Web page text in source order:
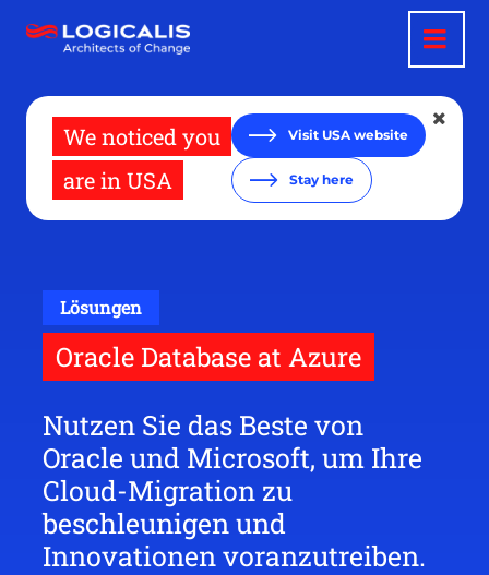
zum
Inhalt
We noticed you
are in USA
Visit USA website
Stay here
Lösungen
Oracle Database at Azure
Nutzen Sie das Beste von
Oracle und Microsoft, um Ihre
Cloud-Migration zu
beschleunigen und
Innovationen voranzutreiben.